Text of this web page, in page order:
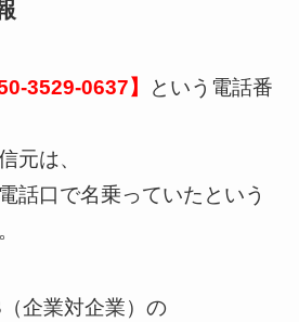
3529-0637】
という電話番
元は、
話口で名乗っていたという
企業対企業）の